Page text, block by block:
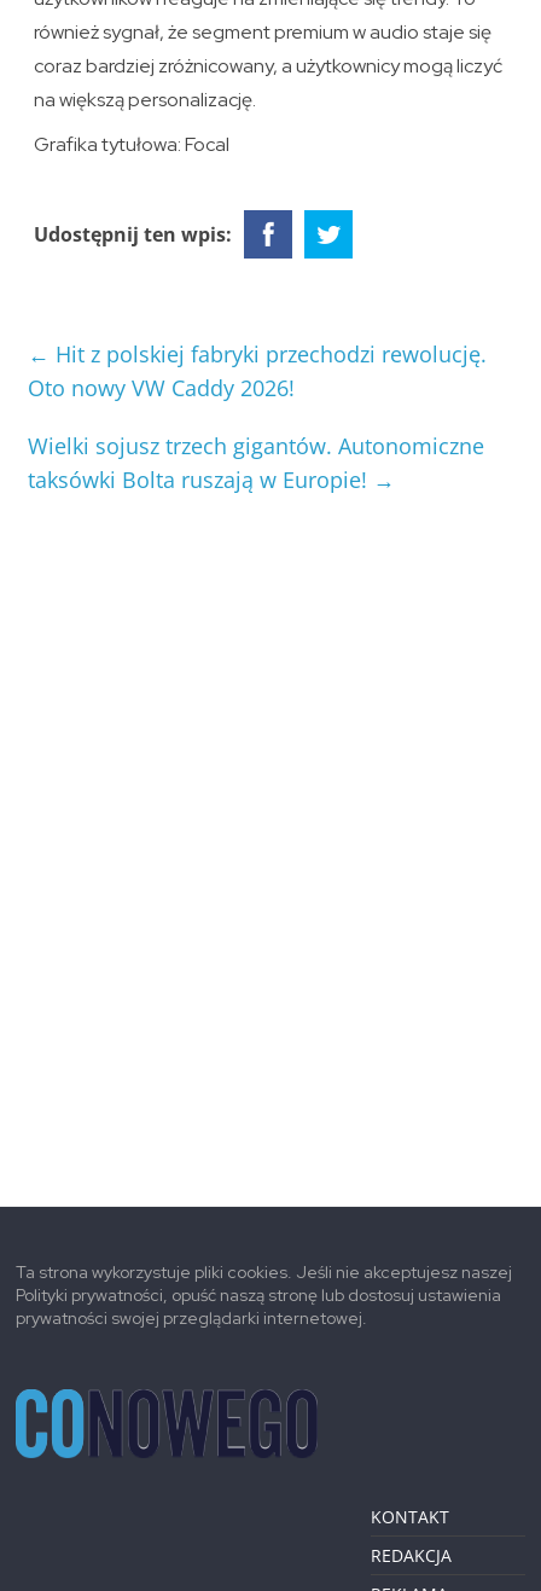
również sygnał, że segment premium w audio staje się
coraz bardziej zróżnicowany, a użytkownicy mogą liczyć
na większą personalizację.
Grafika tytułowa: Focal
Udostępnij ten wpis:
← Hit z polskiej fabryki przechodzi rewolucję.
Oto nowy VW Caddy 2026!
Wielki sojusz trzech gigantów. Autonomiczne
taksówki Bolta ruszają w Europie! →
Ta strona wykorzystuje pliki cookies. Jeśli nie akceptujesz naszej
Polityki prywatności, opuść naszą stronę lub dostosuj ustawienia
prywatności swojej przeglądarki internetowej.
KONTAKT
REDAKCJA